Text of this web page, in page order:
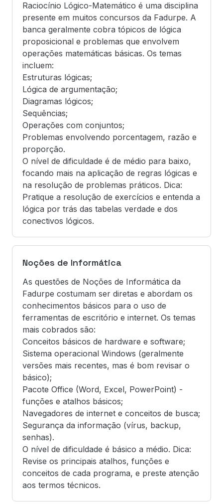
Raciocínio Lógico-Matemático é uma disciplina
presente em muitos concursos da Fadurpe. A
banca geralmente cobra tópicos de lógica
proposicional e problemas que envolvem
operações matemáticas básicas. Os temas
incluem:
Estruturas lógicas;
Lógica de argumentação;
Diagramas lógicos;
Sequências;
Operações com conjuntos;
Problemas envolvendo porcentagem, razão e
proporção.
O nível de dificuldade é de médio para baixo,
focando mais na aplicação de regras lógicas e
na resolução de problemas práticos. Dica:
Pratique a resolução de exercícios e entenda a
lógica por trás das tabelas verdade e dos
conectivos lógicos.
Noções de Informática
As questões de Noções de Informática da
Fadurpe costumam ser diretas e abordam os
conhecimentos básicos para o uso de
ferramentas de escritório e internet. Os temas
mais cobrados são:
Conceitos básicos de hardware e software;
Sistema operacional Windows (geralmente
versões mais recentes, mas é bom revisar o
básico);
Pacote Office (Word, Excel, PowerPoint) -
funções e atalhos básicos;
Navegadores de internet e conceitos de busca;
Segurança da informação (vírus, backup,
senhas).
O nível de dificuldade é básico a médio. Dica:
Revise os principais atalhos, funções e
conceitos de cada programa, e preste atenção
aos termos técnicos.